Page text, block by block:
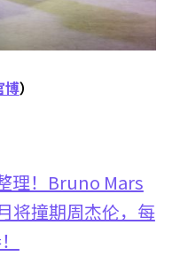
博）
理！Bruno Mars
将撞期周杰伦，每